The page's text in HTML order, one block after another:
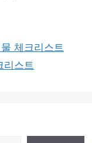
체크리스트
리스트